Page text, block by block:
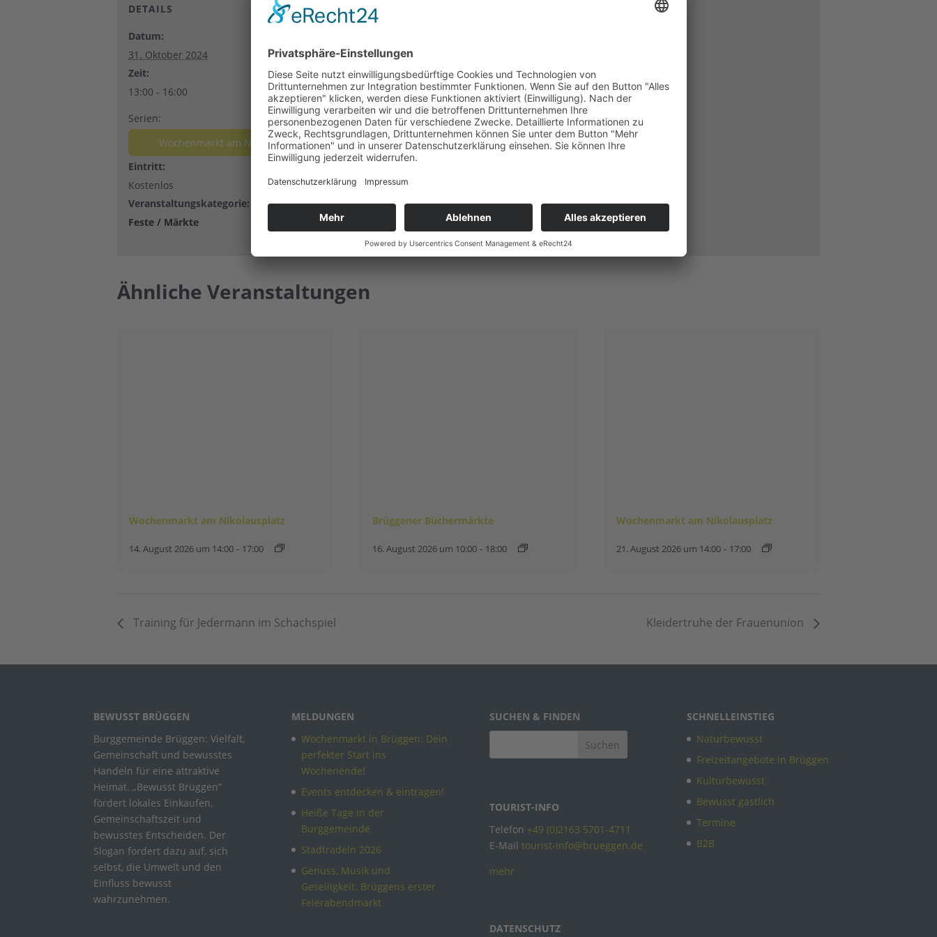
DETAILS
Datum:
31. Oktober 2024
Zeit:
13:00 - 16:00
Serien:
Wochenmarkt am Nikolausplatz
Eintritt:
Kostenlos
Veranstaltungskategorie:
Feste / Märkte
VERANSTALTUNGSORT VERANSTALTER
Ähnliche Veranstaltungen
Wochenmarkt am Nikolausplatz
14. August 2026 um 14:00 - 17:00
Brüggener Büchermärkte
16. August 2026 um 10:00 - 18:00
Wochenmarkt am Nikolausplatz
21. August 2026 um 14:00 - 17:00
Training für Jedermann im Schachspiel Kleidertruhe der Frauenunion
BEWUSST BRÜGGEN
Burggemeinde Brüggen: Vielfalt,
Gemeinschaft und bewusstes
Handeln für eine attraktive
Heimat. „Bewusst Brüggen“
fördert lokales Einkaufen,
Gemeinschaftszeit und
bewusstes Entscheiden. Der
Slogan fordert dazu auf, sich
selbst, die Umwelt und den
Einfluss bewusst
wahrzunehmen.
MELDUNGEN
Wochenmarkt in Brüggen: Dein
perfekter Start ins
Wochenende!
Events entdecken & eintragen!
Heiße Tage in der
Burggemeinde
Stadtradeln 2026
Genuss, Musik und
Geselligkeit: Brüggens erster
Feierabendmarkt
SUCHEN & FINDEN
TOURIST-INFO
Telefon +49 (0)2163 5701-4711
E-Mail tourist-info@brueggen.de
mehr
DATENSCHUTZ
SCHNELLEINSTIEG
Naturbewusst
Freizeitangebote in Brüggen
Kulturbewusst
Bewusst gastlich
Termine
B2B